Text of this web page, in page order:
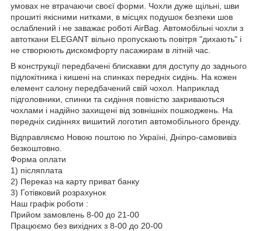
умовах не втрачаючи своєї форми. Чохли дуже щільні, шви
прошиті якісними нитками, в місцях подушок безпеки шов
ослаблений і не заважає роботі AirBag. Автомобільні чохли з
автоткани ELEGANT вільно пропускають повітря "дихають" і
не створюють дискомфорту пасажирам в літній час.
В конструкції передбачені блискавки для доступу до заднього
підлокітника і кишені на спинках передніх сидінь. На кожен
елемент салону передбачений свій чохол. Наприклад
підголовники, спинки та сидіння повністю закриваються
чохлами і надійно захищені від зовнішніх пошкоджень. На
передніх сидіннях вишитий логотип автомобільного бренду.
Відправляємо Новою поштою по Україні, Дніпро-самовивіз
безкоштовно.
Форма оплати
1) післяплата
2) Переказ на карту приват банку
3) Готівковий розрахунок
Наш графік роботи :
Прийом замовлень 8-00 до 21-00
Працюємо без вихідних з 8-00 до 20-00